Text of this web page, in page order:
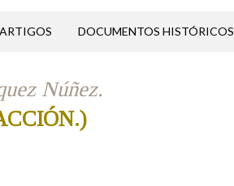
ARTIGOS DOCUMENTOS HISTÓRICOS
Núñez.